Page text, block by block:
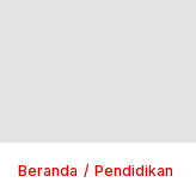
Beranda Pendidikan